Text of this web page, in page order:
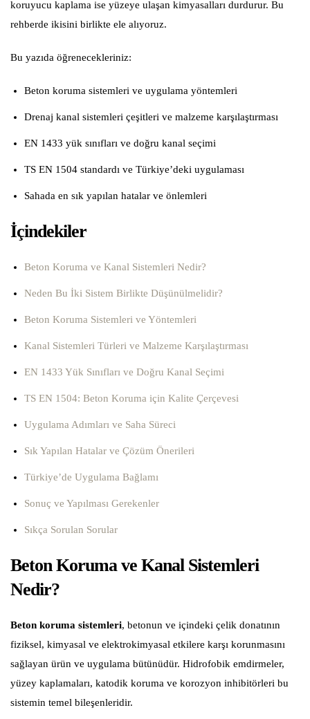
koruyucu kaplama ise yüzeye ulaşan kimyasalları durdurur. Bu
rehberde ikisini birlikte ele alıyoruz.
Bu yazıda öğrenecekleriniz:
Beton koruma sistemleri ve uygulama yöntemleri
Drenaj kanal sistemleri çeşitleri ve malzeme karşılaştırması
EN 1433 yük sınıfları ve doğru kanal seçimi
TS EN 1504 standardı ve Türkiye’deki uygulaması
Sahada en sık yapılan hatalar ve önlemleri
İçindekiler
Beton Koruma ve Kanal Sistemleri Nedir?
Neden Bu İki Sistem Birlikte Düşünülmelidir?
Beton Koruma Sistemleri ve Yöntemleri
Kanal Sistemleri Türleri ve Malzeme Karşılaştırması
EN 1433 Yük Sınıfları ve Doğru Kanal Seçimi
TS EN 1504: Beton Koruma için Kalite Çerçevesi
Uygulama Adımları ve Saha Süreci
Sık Yapılan Hatalar ve Çözüm Önerileri
Türkiye’de Uygulama Bağlamı
Sonuç ve Yapılması Gerekenler
Sıkça Sorulan Sorular
Beton Koruma ve Kanal Sistemleri
Nedir?
Beton koruma sistemleri, betonun ve içindeki çelik donatının
fiziksel, kimyasal ve elektrokimyasal etkilere karşı korunmasını
sağlayan ürün ve uygulama bütünüdür. Hidrofobik emdirmeler,
yüzey kaplamaları, katodik koruma ve korozyon inhibitörleri bu
sistemin temel bileşenleridir.